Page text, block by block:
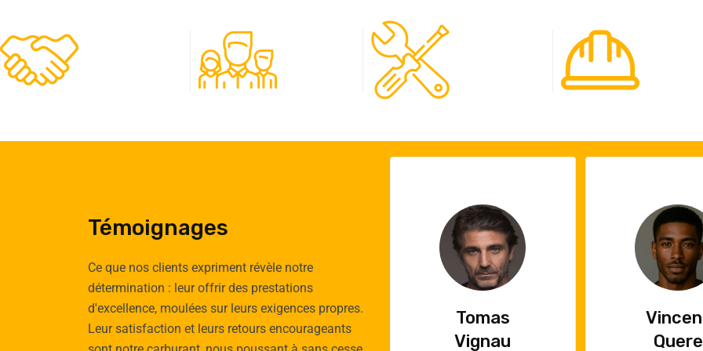
Témoignages
Ce que nos clients expriment révèle notre
détermination : leur offrir des prestations
d'excellence, moulées sur leurs exigences propres.
Leur satisfaction et leurs retours encourageants
Emilie
Cauchy
Tomas
Vignau
Vincent
Quere
Emilie
Cauchy